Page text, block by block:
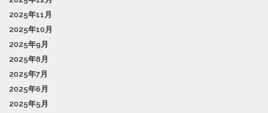
2025年11月
2025年10月
2025年9月
2025年8月
2025年7月
2025年6月
2025年5月